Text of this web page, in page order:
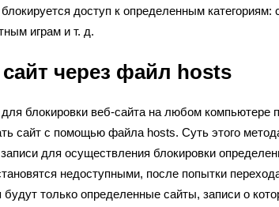
доступ к определенным категориям:
играм и т. д.
через файл hosts
блокировки веб-сайта на любом компьютере
сайт с помощью файла hosts. Суть этого
для осуществления блокировки
недоступными, после попытки
будут только определенные сайты, записи о